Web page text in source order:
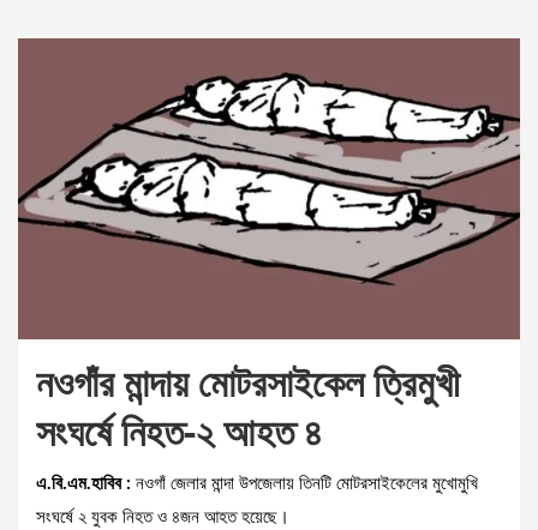
নওগাঁর মান্দায় মোটরসাইকেল ত্রিমুখী
সংঘর্ষে নিহত-২ আহত ৪
এ.বি.এম.হাবিব : নওগাঁ জেলার মান্দা উপজেলায় তিনটি মোটরসাইকেলের মুখোমুখি
সংঘর্ষে ২ যুবক নিহত ও ৪জন আহত হয়েছে।